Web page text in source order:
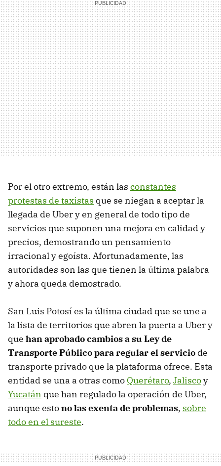
Por el otro extremo, están las constantes
protestas de taxistas que se niegan a aceptar la
llegada de Uber y en general de todo tipo de
servicios que suponen una mejora en calidad y
precios, demostrando un pensamiento
irracional y egoísta. Afortunadamente, las
autoridades son las que tienen la última palabra
y ahora queda demostrado.
San Luis Potosí es la última ciudad que se une a
la lista de territorios que abren la puerta a Uber y
que han aprobado cambios a su Ley de
Transporte Público para regular el servicio de
transporte privado que la plataforma ofrece. Esta
entidad se una a otras como Querétaro, Jaliscoy
Yucatán que han regulado la operación de Uber,
aunque estono las exenta de problemas, sobre
todo en el sureste.